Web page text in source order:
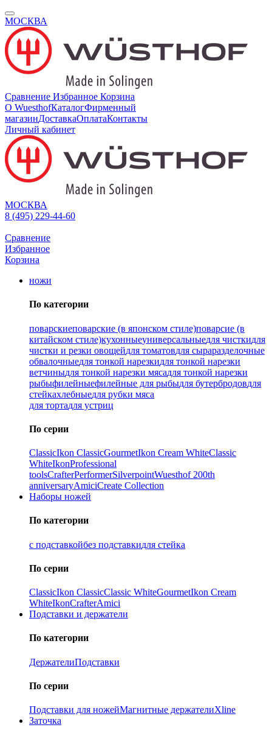
МОСКВА
Сравнение Избранное Корзина
О WuesthofКаталогФирменный
магазинДоставкаОплатаКонтакты
Личный кабинет
МОСКВА
8 (495) 229-44-60
Сравнение
Избранное
Корзина
ножи
По категории
поварскиеповарские (в японском стиле)поварсие (в
китайском стиле)кухонныеуниверсальныедля чисткидля
чистки и резки овощейдля томатовдля сыраразделочные
обвалочныедля тонкой нарезкидля тонкой нарезки
ветчиныдля тонкой нарезки мясадля тонкой нарезки
рыбыфилейныефилейные для рыбыдля бутербродовдля
стейкахлебныедля рубки мяса
для тортадля устриц
По серии
ClassicIkon ClassiсGourmetIkon Cream WhiteClassic
WhiteIkonProfessional
toolsCrafterPerformerSilverpointWuesthof 200th
anniversaryAmiciCreate Collection
Наборы ножей
По категории
с подставкойбез подставкидля стейка
По серии
ClassicIkon ClassiсClassic WhiteGourmetIkon Cream
WhiteIkonCrafterAmici
Подставки и держатели
По категории
ДержателиПодставки
По серии
Подставки для ножейМагнитные держателиXline
Заточка